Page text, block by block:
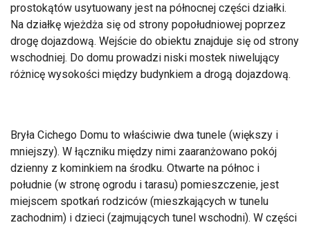
prostokątów usytuowany jest na północnej części działki.
Na działkę wjeżdża się od strony popołudniowej poprzez
drogę dojazdową. Wejście do obiektu znajduje się od strony
wschodniej. Do domu prowadzi niski mostek niwelujący
różnicę wysokości między budynkiem a drogą dojazdową.
Bryła Cichego Domu to właściwie dwa tunele (większy i
mniejszy). W łączniku między nimi zaaranżowano pokój
dzienny z kominkiem na środku. Otwarte na północ i
południe (w stronę ogrodu i tarasu) pomieszczenie, jest
miejscem spotkań rodziców (mieszkających w tunelu
zachodnim) i dzieci (zajmujących tunel wschodni). W części